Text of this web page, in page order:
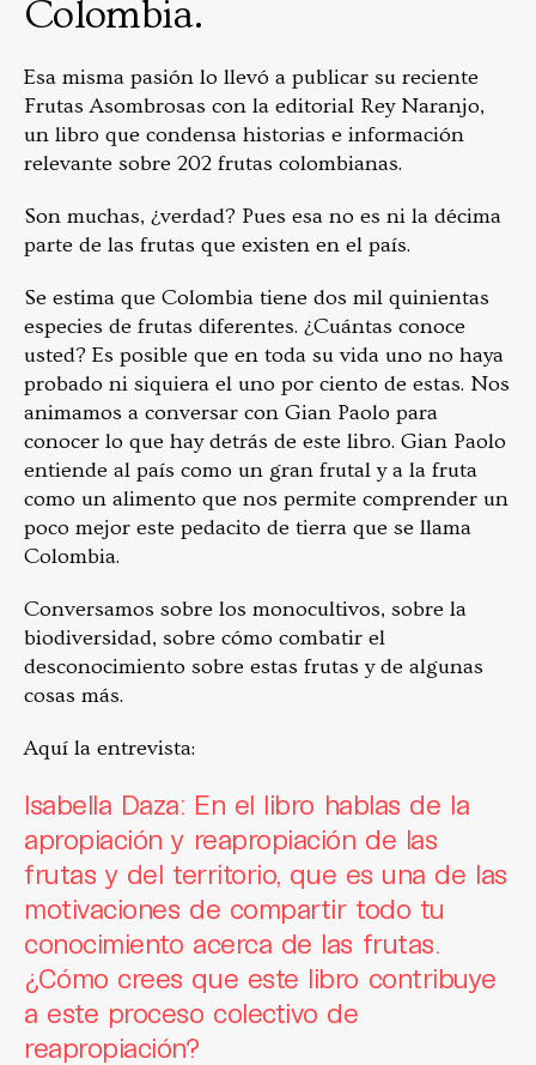
Colombia.
Esa misma pasión lo llevó a publicar su reciente
Frutas Asombrosas con la editorial Rey Naranjo,
un libro que condensa historias e información
relevante sobre 202 frutas colombianas.
Son muchas, ¿verdad? Pues esa no es ni la décima
parte de las frutas que existen en el país.
Se estima que Colombia tiene dos mil quinientas
especies de frutas diferentes. ¿Cuántas conoce
usted? Es posible que en toda su vida uno no haya
probado ni siquiera el uno por ciento de estas. Nos
animamos a conversar con Gian Paolo para
conocer lo que hay detrás de este libro. Gian Paolo
entiende al país como un gran frutal y a la fruta
como un alimento que nos permite comprender un
poco mejor este pedacito de tierra que se llama
Colombia.
Conversamos sobre los monocultivos, sobre la
biodiversidad, sobre cómo combatir el
desconocimiento sobre estas frutas y de algunas
cosas más.
Aquí la entrevista:
Isabella Daza: En el libro hablas de la
apropiación y reapropiación de las
frutas y del territorio, que es una de las
motivaciones de compartir todo tu
conocimiento acerca de las frutas.
¿Cómo crees que este libro contribuye
a este proceso colectivo de
reapropiación?